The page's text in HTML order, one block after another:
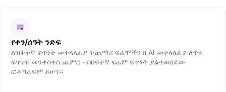
የቀን/ሰዓት ንድፍ
ለዝቅተኛ ፍጥነት መተላለፊያ ተጨማሪ ፍሬሞችን በ AI መተላለፊያ ለጥሩ
ፍጥነት መንቀሳቀስ ጨምር - በከፍተኛ ፍሬም ፍጥነት ያልተወሰደው
ፎቶግራፍም ይሁን።